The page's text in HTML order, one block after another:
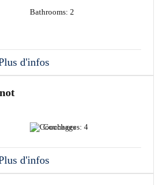
Bathrooms: 2
d'infos
Couchages: 4
d'infos